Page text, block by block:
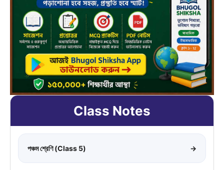
Class Notes
পঞ্চম শ্রেণি (Class 5) →